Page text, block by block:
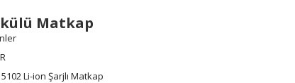
Matkap
Li-ion Şarjlı Matkap